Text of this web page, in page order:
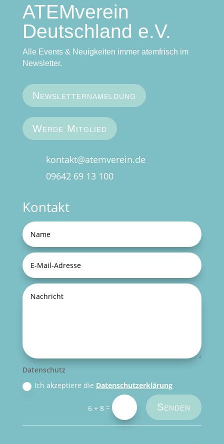
ATEMverein
Deutschland e.V.
Alle Events & Neuigkeiten immer atemfrisch im
Newsletter.
Newsletternameldung
Werde Mitglied
kontakt@atemverein.de
09642 69 13 100
Kontakt
Datenschutz
Ich akzeptiere die Datenschutzerklärung
6 + 8 = Senden